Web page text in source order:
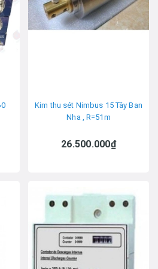
Kim thu sét Nimbus 15 Tây Ban
Nha , R=51m
26.500.000₫